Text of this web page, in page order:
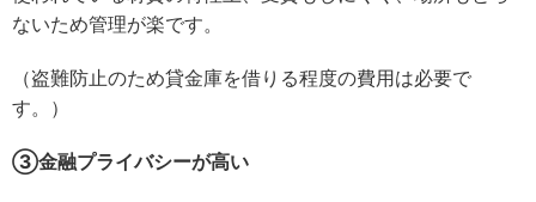
ないため管理が楽です。
（盗難防止のため貸金庫を借りる程度の費用は必要で
す。）
③金融プライバシーが高い